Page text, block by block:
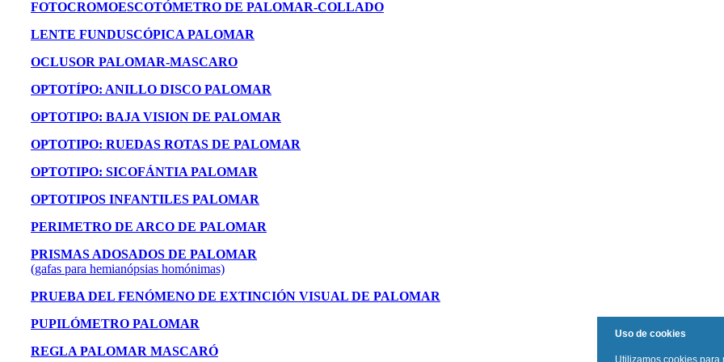
FOTOCROMOESCOTÓMETRO DE PALOMAR-COLLADO
LENTE FUNDUSCÓPICA PALOMAR
OCLUSOR PALOMAR-MASCARO
OPTOTÍPO: ANILLO DISCO PALOMAR
OPTOTIPO: BAJA VISION DE PALOMAR
OPTOTIPO: RUEDAS ROTAS DE PALOMAR
OPTOTIPO: SICOFÁNTIA PALOMAR
OPTOTIPOS INFANTILES PALOMAR
PERIMETRO DE ARCO DE PALOMAR
PRISMAS ADOSADOS DE PALOMAR
(gafas para hemianópsias homónimas)
PRUEBA DEL FENÓMENO DE EXTINCIÓN VISUAL DE PALOMAR
PUPILÓMETRO PALOMAR
REGLA PALOMAR MASCARÓ
Uso de cookies
Utilizamos cookies